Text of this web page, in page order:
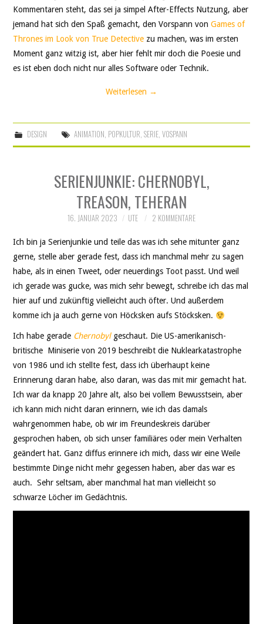
Kommentaren steht, das sei ja simpel After-Effects Nutzung, aber
jemand hat sich den Spaß gemacht, den Vorspann vonGames of
Thrones im Look von True Detective zu machen, was im ersten
Moment ganz witzig ist, aber hier fehlt mir doch die Poesie und
es ist eben doch nicht nur alles Software oder Technik.
Weiterlesen →
DESIGN ANIMATION, POPKULTUR, SERIE, VOSPANN
SERIENJUNKIE: CHERNOBYL,
TREASON, TEHERAN
16. JANUAR 2023 UTE 2 KOMMENTARE
Ich bin ja Serienjunkie und teile das was ich sehe mitunter ganz
gerne, stelle aber gerade fest, dass ich manchmal mehr zu sagen
habe, als in einen Tweet, oder neuerdings Toot passt. Und weil
ich gerade was gucke, was mich sehr bewegt, schreibe ich das mal
hier auf und zukünftig vielleicht auch öfter. Und außerdem
komme ich ja auch gerne von Höcksken aufs Stöcksken.
Ich habe gerade Chernobylgeschaut. Die US-amerikanisch-
britische Miniserie von 2019 beschreibt die Nuklearkatastrophe
von 1986 und ich stellte fest, dass ich überhaupt keine
Erinnerung daran habe, also daran, was das mit mir gemacht hat.
Ich war da knapp 20 Jahre alt, also bei vollem Bewusstsein, aber
ich kann mich nicht daran erinnern, wie ich das damals
wahrgenommen habe, ob wir im Freundeskreis darüber
gesprochen haben, ob sich unser familiäres oder mein Verhalten
geändert hat. Ganz diffus erinnere ich mich, dass wir eine Weile
bestimmte Dinge nicht mehr gegessen haben, aber das war es
auch. Sehr seltsam, aber manchmal hat man vielleicht so
schwarze Löcher im Gedächtnis.